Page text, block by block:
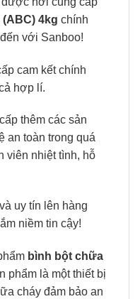
4kg chính
với Sanboo!
cam kết chính
hợp lí.
thêm các sản
an toàn trong quá
viên nhiệt tình, hỗ
uy tín lên hàng
niềm tin cậy!
bình bột chữa
phẩm là một thiết bị
cháy đảm bảo an